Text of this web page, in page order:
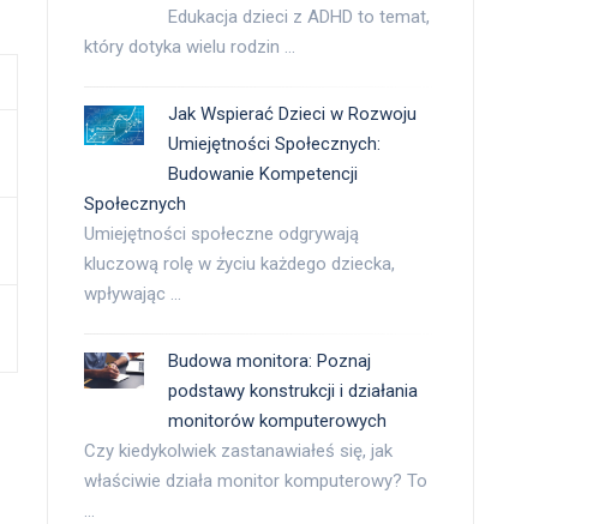
Edukacja dzieci z ADHD to temat,
który dotyka wielu rodzin …
Jak Wspierać Dzieci w Rozwoju
Umiejętności Społecznych:
Budowanie Kompetencji
Społecznych
Umiejętności społeczne odgrywają
kluczową rolę w życiu każdego dziecka,
wpływając …
Budowa monitora: Poznaj
podstawy konstrukcji i działania
monitorów komputerowych
Czy kiedykolwiek zastanawiałeś się, jak
właściwie działa monitor komputerowy? To
…